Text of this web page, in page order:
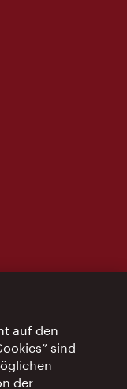
auf den
sind
der